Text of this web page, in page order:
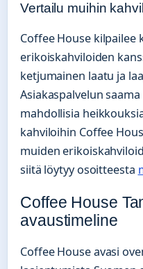
Vertailu muihin
Coffee House kilpailee
erikoiskahviloiden
ketjumainen laatu ja
Asiakaspalvelun
mahdollisia
kahviloihin Coffee
muiden
siitä löytyy osoitteesta
Coffee House
avaustimeline
Coffee House avasi